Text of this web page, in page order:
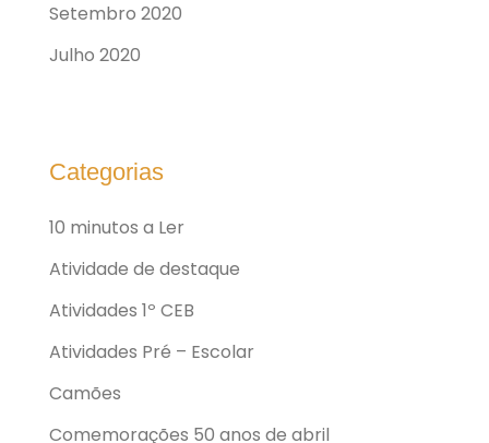
Setembro 2020
Julho 2020
Categorias
10 minutos a Ler
Atividade de destaque
Atividades 1º CEB
Atividades Pré – Escolar
Camões
Comemorações 50 anos de abril